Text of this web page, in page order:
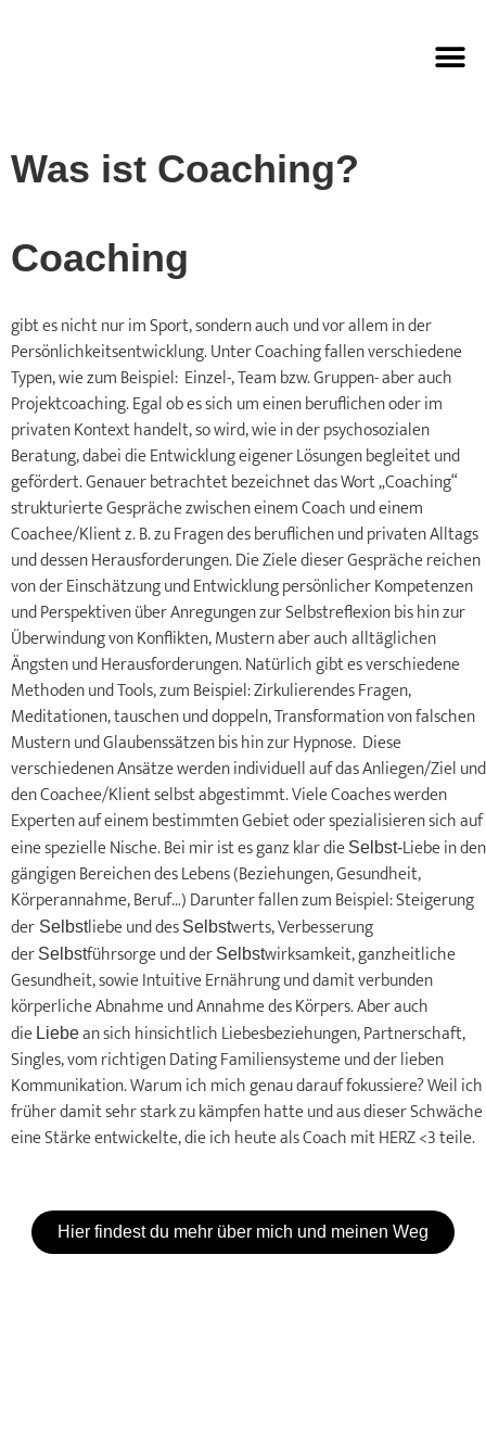
Was ist Coaching?
Coaching
gibt es nicht nur im Sport, sondern auch und vor allem in der
Persönlichkeitsentwicklung. Unter Coaching fallen verschiedene
Typen, wie zum Beispiel: Einzel-, Team bzw. Gruppen- aber auch
Projektcoaching. Egal ob es sich um einen beruflichen oder im
privaten Kontext handelt, so wird, wie in der psychosozialen
Beratung, dabei die Entwicklung eigener Lösungen begleitet und
gefördert. Genauer betrachtet bezeichnet das Wort „Coaching“
strukturierte Gespräche zwischen einem Coach und einem
Coachee/Klient z. B. zu Fragen des beruflichen und privaten Alltags
und dessen Herausforderungen. Die Ziele dieser Gespräche reichen
von der Einschätzung und Entwicklung persönlicher Kompetenzen
und Perspektiven über Anregungen zur Selbstreflexion bis hin zur
Überwindung von Konflikten, Mustern aber auch alltäglichen
Ängsten und Herausforderungen. Natürlich gibt es verschiedene
Methoden und Tools, zum Beispiel: Zirkulierendes Fragen,
Meditationen, tauschen und doppeln, Transformation von falschen
Mustern und Glaubenssätzen bis hin zur Hypnose. Diese
verschiedenen Ansätze werden individuell auf das Anliegen/Ziel und
den Coachee/Klient selbst abgestimmt. Viele Coaches werden
Experten auf einem bestimmten Gebiet oder spezialisieren sich auf
eine spezielle Nische. Bei mir ist es ganz klar die Selbst-Liebein den
gängigen Bereichen des Lebens (Beziehungen, Gesundheit,
Körperannahme, Beruf…) Darunter fallen zum Beispiel: Steigerung
der Selbstliebe und des Selbstwerts, Verbesserung
der Selbstführsorge und der Selbstwirksamkeit, ganzheitliche
Gesundheit, sowie Intuitive Ernährung und damit verbunden
körperliche Abnahme und Annahme des Körpers. Aber auch
die Liebean sich hinsichtlich Liebesbeziehungen, Partnerschaft,
Singles, vom richtigen Dating Familiensysteme und der lieben
Kommunikation. Warum ich mich genau darauf fokussiere? Weil ich
früher damit sehr stark zu kämpfen hatte und aus dieser Schwäche
eine Stärke entwickelte, die ich heute als Coach mit HERZ <3 teile.
Hier findest du mehr über mich und meinen Weg